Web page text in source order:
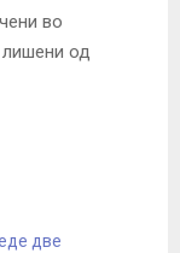
во
лишени од
две